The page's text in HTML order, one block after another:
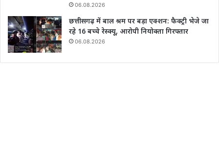
06.08.2026
छत्तीसगढ़ में बाल श्रम पर बड़ा एक्शन: फैक्ट्री भेजे जा
रहे 16 बच्चे रेस्क्यू, आरोपी नियोक्ता गिरफ्तार
06.08.2026